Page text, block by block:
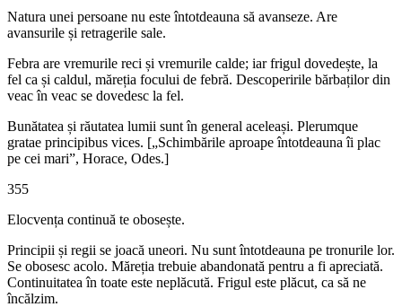
Natura unei persoane nu este întotdeauna să avanseze. Are
avansurile și retragerile sale.
Febra are vremurile reci și vremurile calde; iar frigul dovedește, la
fel ca și caldul, măreția focului de febră. Descoperirile bărbaților din
veac în veac se dovedesc la fel.
Bunătatea și răutatea lumii sunt în general aceleași. Plerumque
gratae principibus vices. [„Schimbările aproape întotdeauna îi plac
pe cei mari”, Horace, Odes.]
355
Elocvența continuă te obosește.
Principii și regii se joacă uneori. Nu sunt întotdeauna pe tronurile lor.
Se obosesc acolo. Măreția trebuie abandonată pentru a fi apreciată.
Continuitatea în toate este neplăcută. Frigul este plăcut, ca să ne
încălzim.